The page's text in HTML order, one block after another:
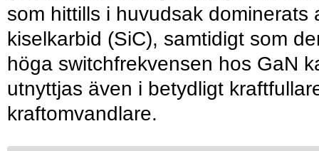
som hittills i huvudsak dominerats
kiselkarbid (SiC), samtidigt som
höga switchfrekvensen hos GaN
utnyttjas även i betydligt
kraftomvandlare.